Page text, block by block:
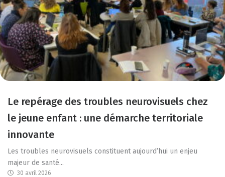
Le repérage des troubles neurovisuels chez
le jeune enfant : une démarche territoriale
innovante
Les troubles neurovisuels constituent aujourd’hui un enjeu
majeur de santé...
30 avril 2026